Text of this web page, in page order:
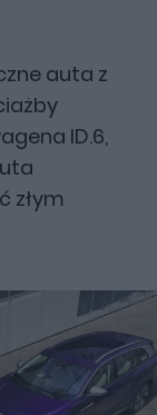
auta z
ID.6,
złym